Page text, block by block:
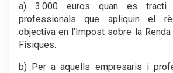
a) 3.000 euros quan es tracti
professionals que apliquin el
objectiva en l’Impost sobre la
Físiques.
b) Per a aquells empresaris i